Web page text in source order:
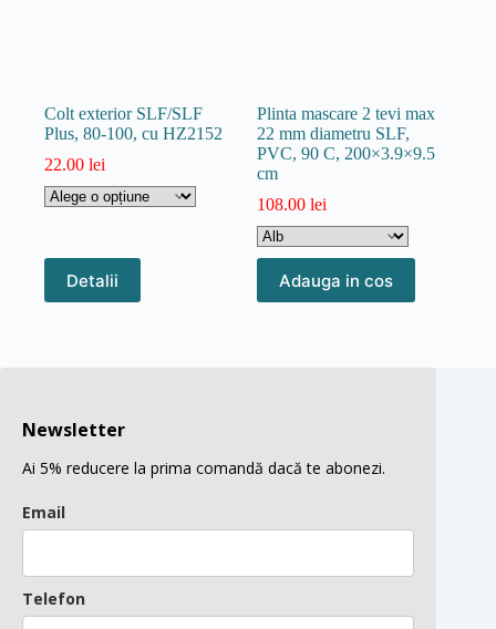
Colt exterior SLF/SLF
Plus, 80-100, cu HZ2152
22.00 lei
Detalii
Acest
produs
are
fi
în
produsului.
Plinta mascare 2 tevi max
22 mm diametru SLF,
PVC, 90 C, 200×3.9×9.5
cm
108.00lei
Adauga in cos
Acest
produs
are
în
Newsletter
Ai 5% reducere la prima comandă dacă te abonezi.
Email
Telefon